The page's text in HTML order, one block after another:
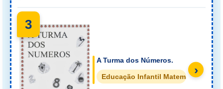
3
A Turma dos Números.
Educação Infantil Matemática
›